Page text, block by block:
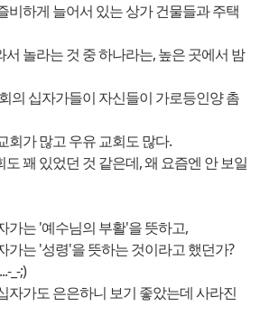
비하게 늘어서 있는 상가 건물들과 주택
놀라는 것 중 하나라는, 높은 곳에서 밤
의 십자가들이 자신들이 가로등인양 촘
회가 많고 우유 교회도 많다.
꽤 있었던 것 같은데, 왜 요즘엔 안 보일
가는 '예수님의 부활'을 뜻하고,
가는 '성령'을 뜻하는 것이라고 했던가?
_-;)
자가도 은은하니 보기 좋았는데 사라진